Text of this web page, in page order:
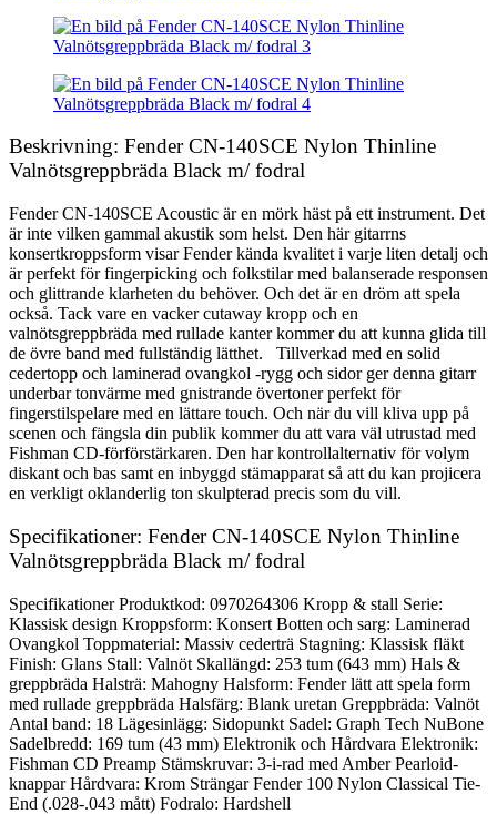
Beskrivning: Fender CN-140SCE Nylon Thinline
Valnötsgreppbräda Black m/ fodral
Fender CN-140SCE Acoustic är en mörk häst på ett instrument. Det
är inte vilken gammal akustik som helst. Den här gitarrns
konsertkroppsform visar Fender kända kvalitet i varje liten detalj och
är perfekt för fingerpicking och folkstilar med balanserade responsen
och glittrande klarheten du behöver. Och det är en dröm att spela
också. Tack vare en vacker cutaway kropp och en
valnötsgreppbräda med rullade kanter kommer du att kunna glida till
de övre band med fullständig lätthet. Tillverkad med en solid
cedertopp och laminerad ovangkol -rygg och sidor ger denna gitarr
underbar tonvärme med gnistrande övertoner perfekt för
fingerstilspelare med en lättare touch. Och när du vill kliva upp på
scenen och fängsla din publik kommer du att vara väl utrustad med
Fishman CD-förförstärkaren. Den har kontrollalternativ för volym
diskant och bas samt en inbyggd stämapparat så att du kan projicera
en verkligt oklanderlig ton skulpterad precis som du vill.
Specifikationer: Fender CN-140SCE Nylon Thinline
Valnötsgreppbräda Black m/ fodral
Specifikationer Produktkod: 0970264306 Kropp & stall Serie:
Klassisk design Kroppsform: Konsert Botten och sarg: Laminerad
Ovangkol Toppmaterial: Massiv cederträ Stagning: Klassisk fläkt
Finish: Glans Stall: Valnöt Skallängd: 253 tum (643 mm) Hals &
greppbräda Halsträ: Mahogny Halsform: Fender lätt att spela form
med rullade greppbräda Halsfärg: Blank uretan Greppbräda: Valnöt
Antal band: 18 Lägesinlägg: Sidopunkt Sadel: Graph Tech NuBone
Sadelbredd: 169 tum (43 mm) Elektronik och Hårdvara Elektronik:
Fishman CD Preamp Stämskruvar: 3-i-rad med Amber Pearloid-
knappar Hårdvara: Krom Strängar Fender 100 Nylon Classical Tie-
End (.028-.043 mått) Fodralo: Hardshell